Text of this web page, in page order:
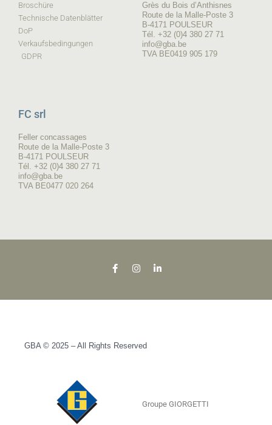
Broschüre
Technische Datenblätter
DoP
Verkaufsbedingungen
GDPR
Grès du Bois d’Anthisnes
Route de la Malle-Poste 3
B-4171 POULSEUR
Tél. +32 (0)4 380 27 71
info@gba.be
TVA BE0419 905 179
FC srl
Feller concassages
Route de la Malle-Poste 3
B-4171 POULSEUR
Tél. +32 (0)4 380 27 71
info@gba.be
TVA BE0477 020 264
GBA © 2025 – All Rights Reserved
Groupe GIORGETTI